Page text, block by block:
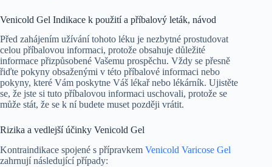
Venicold Gel Indikace k použití a příbalový leták, návod
Před zahájením užívání tohoto léku je nezbytné prostudovat
celou příbalovou informaci, protože obsahuje důležité
informace přizpůsobené Vašemu prospěchu. Vždy se přesně
řiďte pokyny obsaženými v této příbalové informaci nebo
pokyny, které Vám poskytne Váš lékař nebo lékárník. Ujistěte
se, že jste si tuto příbalovou informaci uschovali, protože se
může stát, že se k ní budete muset později vrátit.
Rizika a vedlejší účinky Venicold Gel
Kontraindikace spojené s přípravkem Venicold Varicose Gel
zahrnují následující případy: